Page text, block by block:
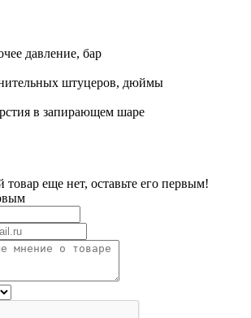
давление, бар
штуцеров, дюймы
в запирающем шаре
еще нет, оставьте его первым!